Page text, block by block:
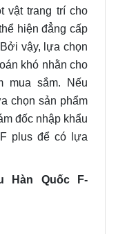
vật trang trí cho
hiện đẳng cấp
vậy, lựa chọn
khó nhằn cho
mua sắm. Nếu
chọn sản phẩm
đốc nhập khẩu
plus để có lựa
Hàn Quốc F-